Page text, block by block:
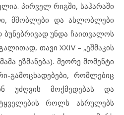
პირველ რიგში, საჰარაში
მშობლები და ახლობლები
ბუნებრივად უნდა ჩაითვალოს
თავი XXIV – „ეშმაკის
ეზმანება). მეორე მომენტი
გამოცხადებები, რომლებიც
უძღვის მოქმედებას და
როლს ასრულებს